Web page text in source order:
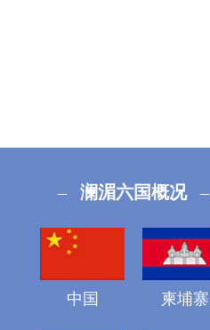
– 澜湄六国概况 –
中国 柬埔寨